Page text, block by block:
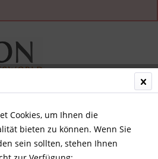
Cookies, um Ihnen die
bieten zu können. Wenn Sie
sein sollten, stehen Ihnen